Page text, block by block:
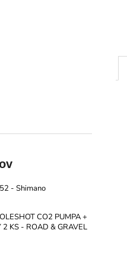
- Shimano
CO2 PUMPA +
2 KS - ROAD & GRAVEL